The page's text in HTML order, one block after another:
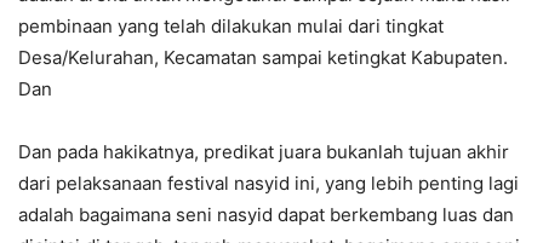
pembinaan yang telah dilakukan mulai dari tingkat
Desa/Kelurahan, Kecamatan sampai ketingkat Kabupaten.
Dan
Dan pada hakikatnya, predikat juara bukanlah tujuan akhir
dari pelaksanaan festival nasyid ini, yang lebih penting lagi
adalah bagaimana seni nasyid dapat berkembang luas dan